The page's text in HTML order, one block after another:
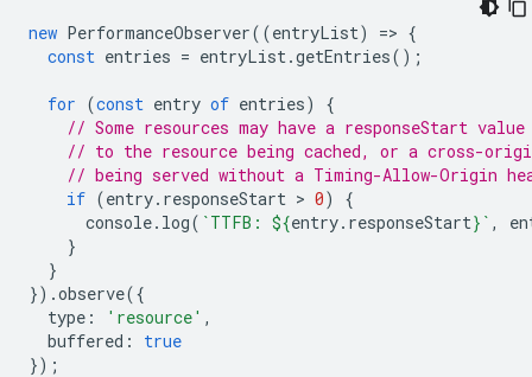
new PerformanceObserver((entryList) => {
const entries = entryList.getEntries();
for (const entry of entries)
{
// Some resources may have a responseStart
// to the resource being cached, or a cross-
// being served without a Timing-Allow-Origin
if (entry. responseStart > 0)
{
console. log( `TTFB: ${entry. responseStart} ` ,
}
}
}).observe({
type : 'resource' ,
buffered :
true
});